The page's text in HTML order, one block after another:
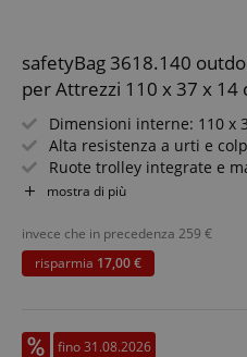
safetyBag 3618.140
per Attrezzi 110 x 37 x 14
Dimensioni interne: 110 x
Alta resistenza a urti e
Ruote trolley integrate e
Set di schiuma a griglia / a
Valvole automatiche di
Polipropilene extra
mostra di più
invece che in precedenza 259 €
risparmia 17,00 €
fino 31.08.2026